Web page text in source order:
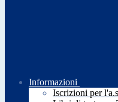
Informazioni
Iscrizioni per